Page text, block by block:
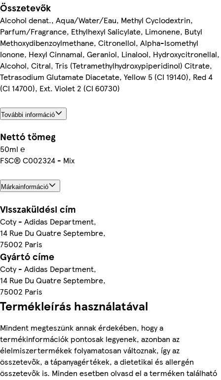
Összetevők
Alcohol denat., Aqua/Water/Eau, Methyl Cyclodextrin,
Parfum/Fragrance, Ethylhexyl Salicylate, Limonene, Butyl
Methoxydibenzoylmethane, Citronellol, Alpha-Isomethyl
Ionone, Hexyl Cinnamal, Geraniol, Linalool, Hydroxycitronellal,
Alcohol, Citral, Tris (Tetramethylhydroxypiperidinol) Citrate,
Tetrasodium Glutamate Diacetate, Yellow 5 (CI 19140), Red 4
(CI 14700), Ext. Violet 2 (CI 60730)
További információ
Nettó tömeg
50ml ℮
FSC® C002324 - Mix
Márkainformáció
Visszaküldési cím
Coty - Adidas Department,
14 Rue Du Quatre Septembre,
75002 Paris
Gyártó címe
Coty - Adidas Department,
14 Rue Du Quatre Septembre,
75002 Paris
Termékleírás használatával
Mindent megteszünk annak érdekében, hogy a
termékinformációk pontosak legyenek, azonban az
élelmiszertermékek folyamatosan változnak, így az
összetevők, a tápanyagértékek, a dietetikai és allergén
összetevők is. Minden esetben olvasd el a terméken található